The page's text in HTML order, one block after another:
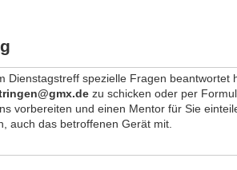
Dienstagstreff spezielle Fragen
zu schicken oder per
vorbereiten und einen Mentor für Sie
auch das betroffenen Gerät mit.